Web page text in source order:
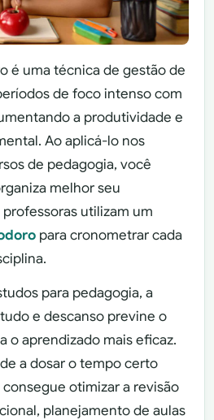
é uma técnica de gestão de
de foco intenso com
a produtividade e
Ao aplicá-lo nos
de pedagogia, você
melhor seu
utilizam um
para cronometrar cada
para pedagogia, a
e descanso previne o
o aprendizado mais eficaz.
a dosar o tempo certo
otimizar a revisão
planejamento de aulas